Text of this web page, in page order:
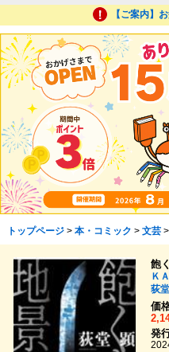
【ご案内】
トップページ> 本・コミック > 文芸>
飽
Ｋ
荻
価
発